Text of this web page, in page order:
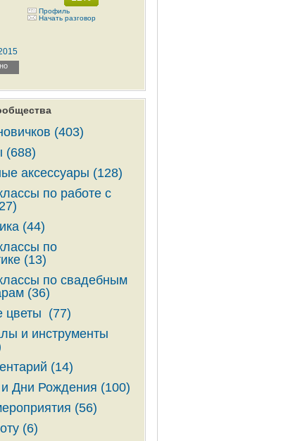
Профиль
Начать разговор
(403)
(688)
аксессуары (128)
по работе с
(44)
по
(13)
по свадебным
(36)
цветы (77)
и инструменты
(14)
Дни Рождения (100)
(56)
(6)